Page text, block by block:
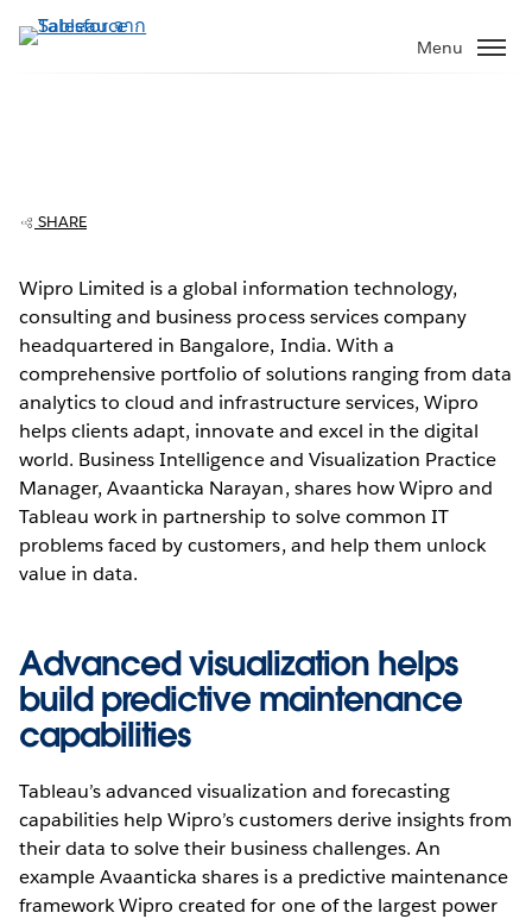
ไป
Menu
customers unlock value in data
Play
Video
SHARE
Wipro Limited is a global information technology,
consulting and business process services company
headquartered in Bangalore, India. With a
comprehensive portfolio of solutions ranging from data
analytics to cloud and infrastructure services, Wipro
helps clients adapt, innovate and excel in the digital
world. Business Intelligence and Visualization Practice
Manager, Avaanticka Narayan, shares how Wipro and
Tableau work in partnership to solve common IT
problems faced by customers, and help them unlock
value in data.
Advanced visualization helps
build predictive maintenance
capabilities
Tableau’s advanced visualization and forecasting
capabilities help Wipro’s customers derive insights from
their data to solve their business challenges. An
example Avaanticka shares is a predictive maintenance
framework Wipro created for one of the largest power